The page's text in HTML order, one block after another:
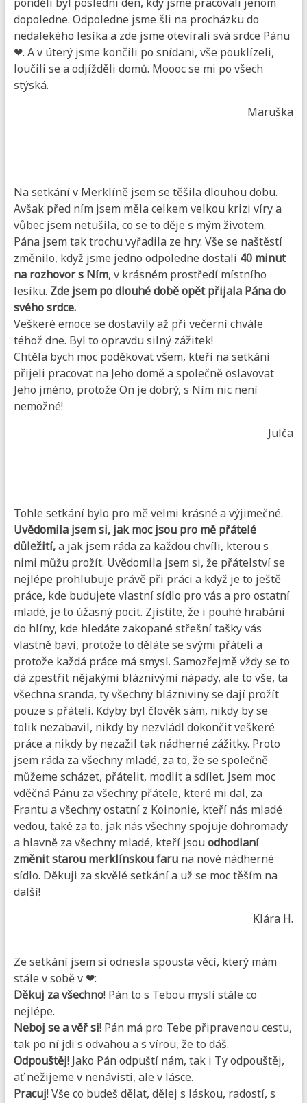
dopoledne. Odpoledne jsme šli na procházku do
nedalekého lesíka a zde jsme otevírali svá srdce Pánu
❤. A v úterý jsme končili po snídani, vše pouklízeli,
loučili se a odjížděli domů. Moooc se mi po všech
stýská.
Maruška
Na setkání v Merklíně jsem se těšila dlouhou dobu.
Avšak před ním jsem měla celkem velkou krizi víry a
vůbec jsem netušila, co se to děje s mým životem.
Pána jsem tak trochu vyřadila ze hry. Vše se naštěstí
změnilo, když jsme jedno odpoledne dostali 40 minut
na rozhovor s Ním, v krásném prostředí místního
lesíku. Zde jsem po dlouhé době opět přijala Pána do
svého srdce.
Veškeré emoce se dostavily až při večerní chvále
téhož dne. Byl to opravdu silný zážitek!
Chtěla bych moc poděkovat všem, kteří na setkání
přijeli pracovat na Jeho domě a společně oslavovat
Jeho jméno, protože On je dobrý, s Ním nic není
nemožné!
Julča
Tohle setkání bylo pro mě velmi krásné a výjimečné.
Uvědomila jsem si, jak moc jsou pro mě přátelé
důležití,a jak jsem ráda za každou chvíli, kterou s
nimi můžu prožít. Uvědomila jsem si, že přátelství se
nejlépe prohlubuje právě při práci a když je to ještě
práce, kde budujete vlastní sídlo pro vás a pro ostatní
mladé, je to úžasný pocit. Zjistíte, že i pouhé hrabání
do hlíny, kde hledáte zakopané střešní tašky vás
vlastně baví, protože to děláte se svými přáteli a
protože každá práce má smysl. Samozřejmě vždy se to
dá zpestřit nějakými bláznivými nápady, ale to vše, ta
všechna sranda, ty všechny blázniviny se dají prožít
pouze s přáteli. Kdyby byl člověk sám, nikdy by se
tolik nezabavil, nikdy by nezvládl dokončit veškeré
práce a nikdy by nezažil tak nádherné zážitky. Proto
jsem ráda za všechny mladé, za to, že se společně
můžeme scházet, přátelit, modlit a sdílet. Jsem moc
vděčná Pánu za všechny přátele, které mi dal, za
Frantu a všechny ostatní z Koinonie, kteří nás mladé
vedou, také za to, jak nás všechny spojuje dohromady
a hlavně za všechny mladé, kteří jsouodhodlaní
změnit starou merklínskou faruna nové nádherné
sídlo. Děkuji za skvělé setkání a už se moc těším na
další!
Klára H.
Ze setkání jsem si odnesla spousta věcí, který mám
stále v sobě v ❤:
Děkuj za všechno! Pán to s Tebou myslí stále co
nejlépe.
Neboj se a věř si! Pán má pro Tebe připravenou cestu,
tak po ní jdi s odvahou a s vírou, že to dáš.
Odpouštěj! Jako Pán odpuští nám, tak i Ty odpouštěj,
ať nežijeme v nenávisti, ale v lásce.
Pracuj! Vše co budeš dělat, dělej s láskou, radostí, s